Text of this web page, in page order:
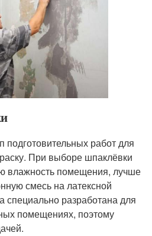
работ для
При выборе шпаклёвки
влажность помещения, лучше
смесь на латексной
специально разработана для
помещениях, поэтому